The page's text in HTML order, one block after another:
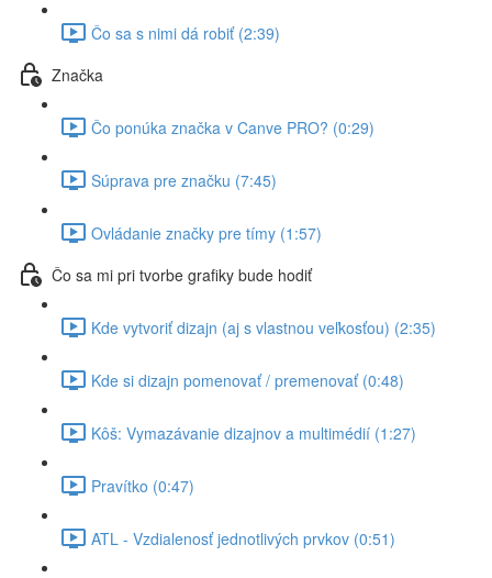
Čo sa s nimi dá robiť (2:39)
Značka
Čo ponúka značka v Canve PRO? (0:29)
Súprava pre značku (7:45)
Ovládanie značky pre tímy (1:57)
Čo sa mi pri tvorbe grafiky bude hodiť
Kde vytvoriť dizajn (aj s vlastnou veľkosťou) (2:35)
Kde si dizajn pomenovať / premenovať (0:48)
Kôš: Vymazávanie dizajnov a multimédií (1:27)
Pravítko (0:47)
ATL - Vzdialenosť jednotlivých prvkov (0:51)